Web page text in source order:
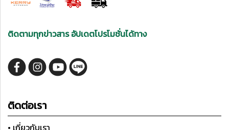
ติดตามทุกข่าวสาร อัปเดตโปรโมชั่นได้ทาง
ติดต่อเรา
• เกี่ยวกับเรา